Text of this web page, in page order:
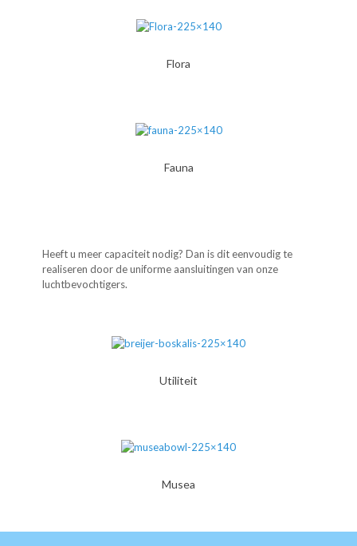
Flora
Fauna
Heeft u meer capaciteit nodig? Dan is dit eenvoudig te
realiseren door de uniforme aansluitingen van onze
luchtbevochtigers.
Utiliteit
Musea